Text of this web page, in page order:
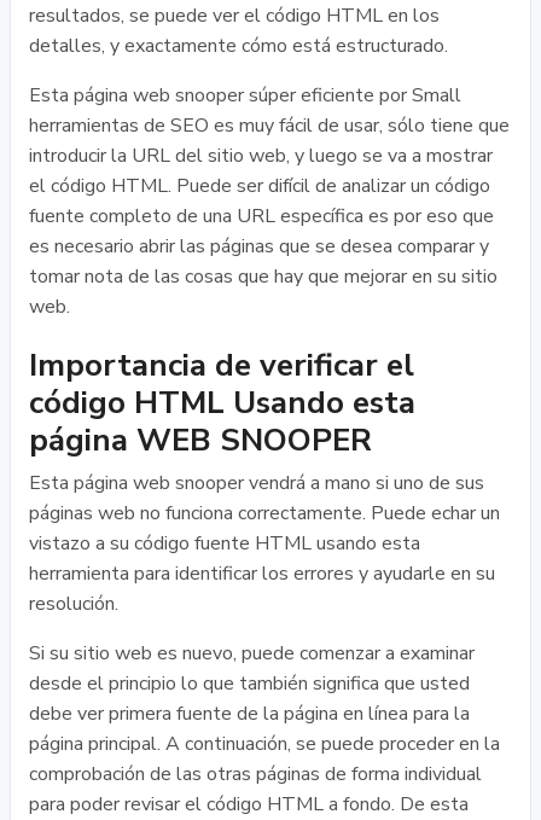
resultados, se puede ver el código HTML en los
detalles, y exactamente cómo está estructurado.
Esta página web snooper súper eficiente por Small
herramientas de SEO es muy fácil de usar, sólo tiene que
introducir la URL del sitio web, y luego se va a mostrar
el código HTML. Puede ser difícil de analizar un código
fuente completo de una URL específica es por eso que
es necesario abrir las páginas que se desea comparar y
tomar nota de las cosas que hay que mejorar en su sitio
web.
Importancia de verificar el
código HTML Usando esta
página WEB SNOOPER
Esta página web snooper vendrá a mano si uno de sus
páginas web no funciona correctamente. Puede echar un
vistazo a su código fuente HTML usando esta
herramienta para identificar los errores y ayudarle en su
resolución.
Si su sitio web es nuevo, puede comenzar a examinar
desde el principio lo que también significa que usted
debe ver primera fuente de la página en línea para la
página principal. A continuación, se puede proceder en la
comprobación de las otras páginas de forma individual
para poder revisar el código HTML a fondo. De esta